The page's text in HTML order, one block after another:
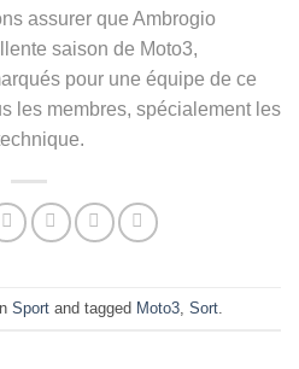
assurer que Ambrogio
saison de Moto3,
pour une équipe de ce
les membres, spécialement les
Sportand tagged Moto3, Sort.